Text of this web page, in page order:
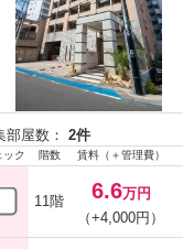
部屋数： 2件
ック 階数 賃料（＋管理費）
11階 6.6万円
（+4,000円）